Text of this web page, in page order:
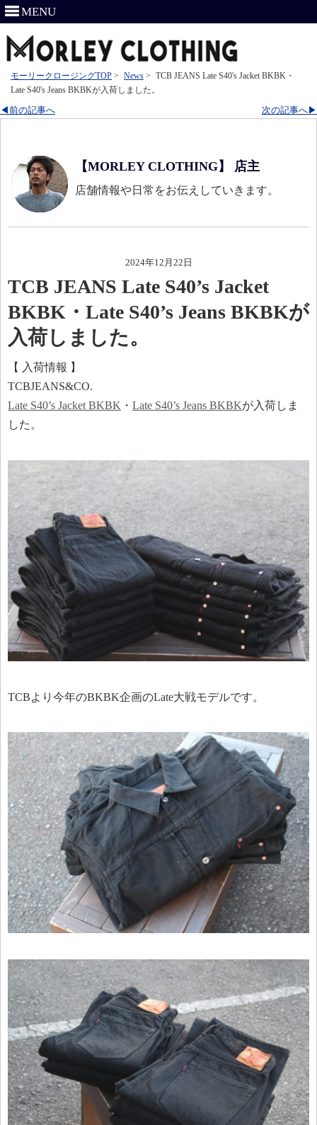
MENU
モーリークロージングTOP > News > TCB JEANS Late S40's Jacket BKBK・
Late S40's Jeans BKBKが入荷しました。
次の記事へ▶
◀前の記事へ
【MORLEY CLOTHING】 店主
店舗情報や日常をお伝えしていきます。
2024年12月22日
TCB JEANS Late S40’s Jacket
BKBK・Late S40’s Jeans BKBKが
入荷しました。
【 入荷情報 】
TCBJEANS&CO.
Late S40’s Jacket BKBK ・ Late S40’s Jeans BKBKが入荷しま
した。
TCBより今年のBKBK企画のLate大戦モデルです。